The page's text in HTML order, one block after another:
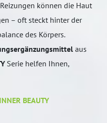
können die Haut
– oft steckt hinter der
des Körpers.
aus
Serie helfen Ihnen,
INNER BEAUTY